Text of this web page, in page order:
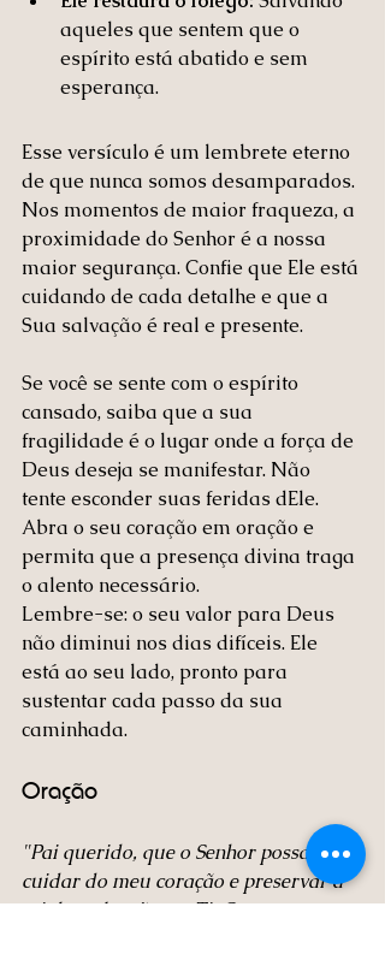
aqueles que sentem que o
espírito está abatido e sem
esperança.
Esse versículo é um lembrete eterno
de que nunca somos desamparados.
Nos momentos de maior fraqueza, a
proximidade do Senhor é a nossa
maior segurança. Confie que Ele está
cuidando de cada detalhe e que a
Sua salvação é real e presente.
Se você se sente com o espírito
cansado, saiba que a sua
fragilidade é o lugar onde a força de
Deus deseja se manifestar. Não
tente esconder suas feridas dEle.
Abra o seu coração em oração e
permita que a presença divina traga
o alento necessário.
Lembre-se: o seu valor para Deus
não diminui nos dias difíceis. Ele
está ao seu lado, pronto para
sustentar cada passo da sua
caminhada.
Oração
"Pai querido, que o Senhor possa
cuidar do meu coração e preservar a
minha salvação em Ti. Que eu possa,